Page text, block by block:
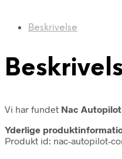
Beskrivelse
Vi har fundet Nac
Yderlige
Produkt id: nac-autopilot-